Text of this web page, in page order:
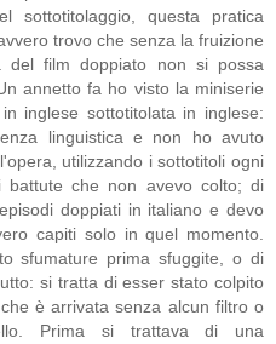
sottotitolaggio, questa pratica
trovo che senza la fruizione
del film doppiato non si possa
annetto fa ho visto la miniserie
inglese sottotitolata in inglese:
linguistica e non ho avuto
utilizzando i sottotitoli ogni
che non avevo colto; di
doppiati in italiano e devo
capiti solo in quel momento.
sfumature prima sfuggite, o di
si tratta di esser stato colpito
è arrivata senza alcun filtro o
Prima si trattava di una